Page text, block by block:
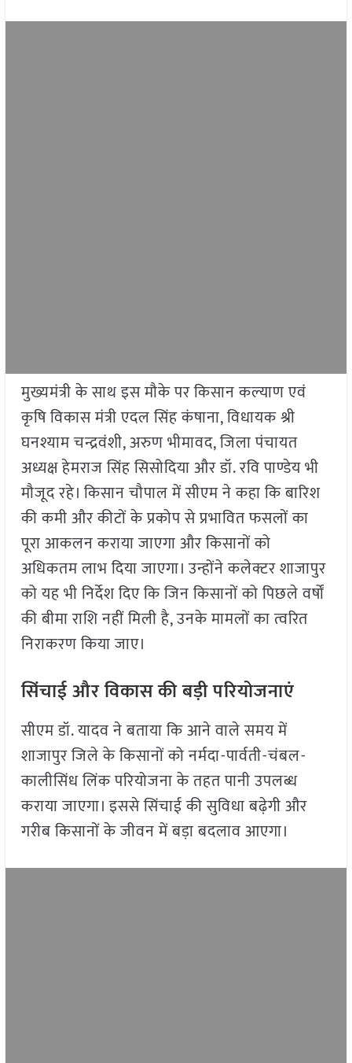
मुख्यमंत्री के साथ इस मौके पर किसान कल्याण एवं
कृषि विकास मंत्री एदल सिंह कंषाना, विधायक श्री
घनश्याम चन्द्रवंशी, अरुण भीमावद, जिला पंचायत
अध्यक्ष हेमराज सिंह सिसोदिया और डॉ. रवि पाण्डेय भी
मौजूद रहे। किसान चौपाल में सीएम ने कहा कि बारिश
की कमी और कीटों के प्रकोप से प्रभावित फसलों का
पूरा आकलन कराया जाएगा और किसानों को
अधिकतम लाभ दिया जाएगा। उन्होंने कलेक्टर शाजापुर
को यह भी निर्देश दिए कि जिन किसानों को पिछले वर्षों
की बीमा राशि नहीं मिली है, उनके मामलों का त्वरित
निराकरण किया जाए।
सिंचाई और विकास की बड़ी परियोजनाएं
सीएम डॉ. यादव ने बताया कि आने वाले समय में
शाजापुर जिले के किसानों को नर्मदा-पार्वती-चंबल-
कालीसिंध लिंक परियोजना के तहत पानी उपलब्ध
कराया जाएगा। इससे सिंचाई की सुविधा बढ़ेगी और
गरीब किसानों के जीवन में बड़ा बदलाव आएगा।